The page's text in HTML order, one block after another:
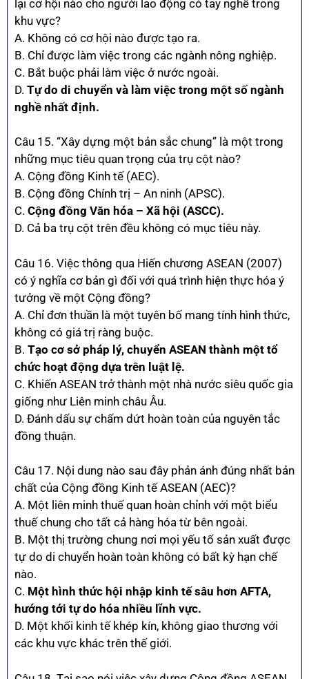
lại cơ hội nào cho người lao động có tay nghề trong
khu vực?
A. Không có cơ hội nào được tạo ra.
B. Chỉ được làm việc trong các ngành nông nghiệp.
C. Bắt buộc phải làm việc ở nước ngoài.
D. Tự do di chuyển và làm việc trong một số ngành
nghề nhất định.
Câu 15. “Xây dựng một bản sắc chung” là một trong
những mục tiêu quan trọng của trụ cột nào?
A. Cộng đồng Kinh tế (AEC).
B. Cộng đồng Chính trị – An ninh (APSC).
C. Cộng đồng Văn hóa – Xã hội (ASCC).
D. Cả ba trụ cột trên đều không có mục tiêu này.
Câu 16. Việc thông qua Hiến chương ASEAN (2007)
có ý nghĩa cơ bản gì đối với quá trình hiện thực hóa ý
tưởng về một Cộng đồng?
A. Chỉ đơn thuần là một tuyên bố mang tính hình thức,
không có giá trị ràng buộc.
B. Tạo cơ sở pháp lý, chuyển ASEAN thành một tổ
chức hoạt động dựa trên luật lệ.
C. Khiến ASEAN trở thành một nhà nước siêu quốc gia
giống như Liên minh châu Âu.
D. Đánh dấu sự chấm dứt hoàn toàn của nguyên tắc
đồng thuận.
Câu 17. Nội dung nào sau đây phản ánh đúng nhất bản
chất của Cộng đồng Kinh tế ASEAN (AEC)?
A. Một liên minh thuế quan hoàn chỉnh với một biểu
thuế chung cho tất cả hàng hóa từ bên ngoài.
B. Một thị trường chung nơi mọi yếu tố sản xuất được
tự do di chuyển hoàn toàn không có bất kỳ hạn chế
nào.
C. Một hình thức hội nhập kinh tế sâu hơn AFTA,
hướng tới tự do hóa nhiều lĩnh vực.
D. Một khối kinh tế khép kín, không giao thương với
các khu vực khác trên thế giới.